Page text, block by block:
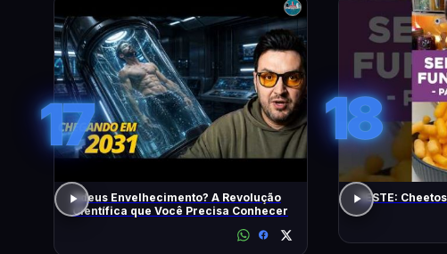
17
Adeus Envelhecimento? A Revolução
Científica que Você Precisa Conhecer
18
TESTE: